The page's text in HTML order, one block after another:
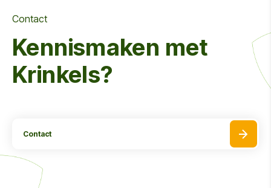
Contact
Kennismaken met
Krinkels?
Contact